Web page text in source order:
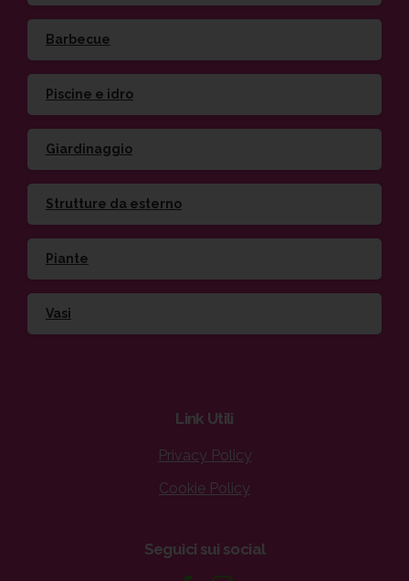
Barbecue
Piscine e idro
Giardinaggio
Strutture da esterno
Piante
Vasi
Link Utili
Privacy Policy
Cookie Policy
Seguici sui social